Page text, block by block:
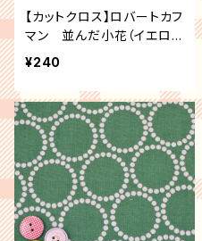
【カットクロス】ロバートカフ
マン 並んだ小花（イエロ
ー）
¥240